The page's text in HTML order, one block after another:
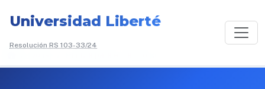
Universidad Liberté
Resolución RS 103-33/24